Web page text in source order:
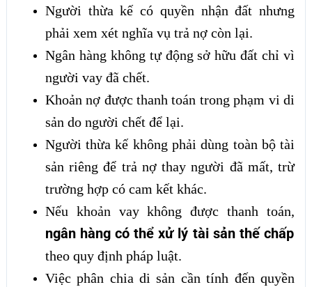
Người thừa kế có quyền nhận đất nhưng
phải xem xét nghĩa vụ trả nợ còn lại.
Ngân hàng không tự động sở hữu đất chỉ vì
người vay đã chết.
Khoản nợ được thanh toán trong phạm vi di
sản do người chết để lại.
Người thừa kế không phải dùng toàn bộ tài
sản riêng để trả nợ thay người đã mất, trừ
trường hợp có cam kết khác.
Nếu khoản vay không được thanh toán,
ngân hàng có thể xử lý tài sản thế chấp
theo quy định pháp luật.
Việc phân chia di sản cần tính đến quyền